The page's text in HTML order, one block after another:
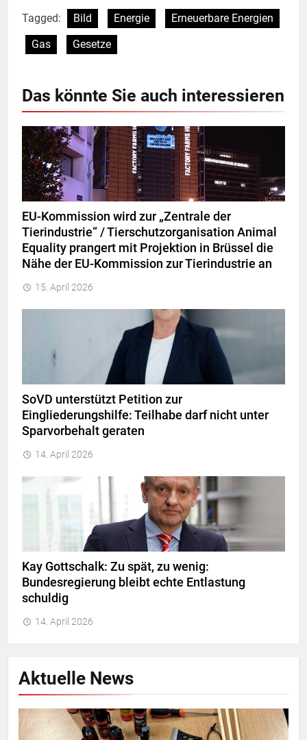
Tagged: Bild Energie
Erneuerbare Energien
Gas
Gesetze
Das könnte Sie auch interessieren
EU-Kommission wird zur „Zentrale der
Tierindustrie“ / Tierschutzorganisation Animal
Equality prangert mit Projektion in Brüssel die
Nähe der EU-Kommission zur Tierindustrie an
15. April 2026
SoVD unterstützt Petition zur
Eingliederungshilfe: Teilhabe darf nicht unter
Sparvorbehalt geraten
14. April 2026
Kay Gottschalk: Zu spät, zu wenig:
Bundesregierung bleibt echte Entlastung
schuldig
14. April 2026
Aktuelle News